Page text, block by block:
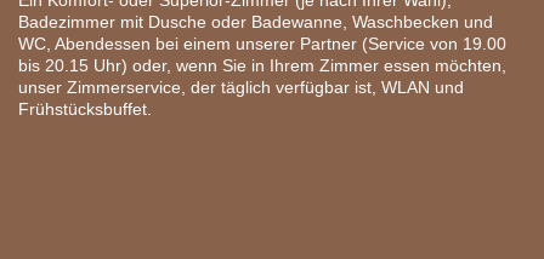
Badezimmer mit Dusche oder Badewanne, Waschbecken und
WC, Abendessen bei einem unserer Partner (Service von 19.00
bis 20.15 Uhr) oder, wenn Sie in Ihrem Zimmer essen möchten,
unser Zimmerservice, der täglich verfügbar ist, WLAN und
Frühstücksbuffet.